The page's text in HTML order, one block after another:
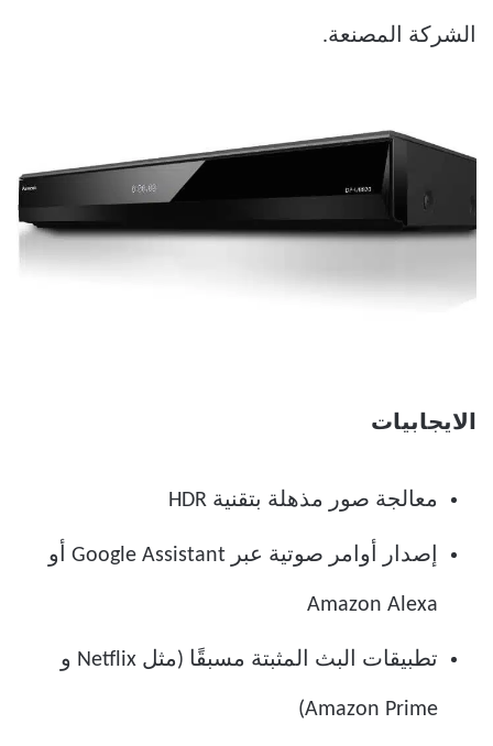
الشركة المصنعة.
الايجابيات
معالجة صور مذهلة بتقنية HDR
إصدار أوامر صوتية عبر Google Assistant أو
Amazon Alexa
تطبيقات البث المثبتة مسبقًا (مثل Netflix و
Amazon Prime)